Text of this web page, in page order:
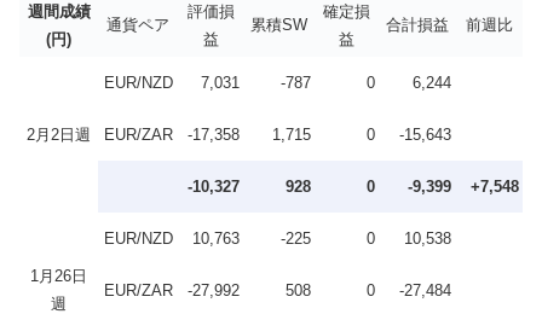
週間成績
(円)
通貨ペア
評価損
益
累積SW
確定損
益
合計損益 前週比
2月2日週
EUR/NZD 7,031 -787 0 6,244
EUR/ZAR -17,358 1,715 0 -15,643
-10,327 928 0 -9,399 +7,548
1月26日
週
EUR/NZD 10,763 -225 0 10,538
EUR/ZAR -27,992 508 0 -27,484